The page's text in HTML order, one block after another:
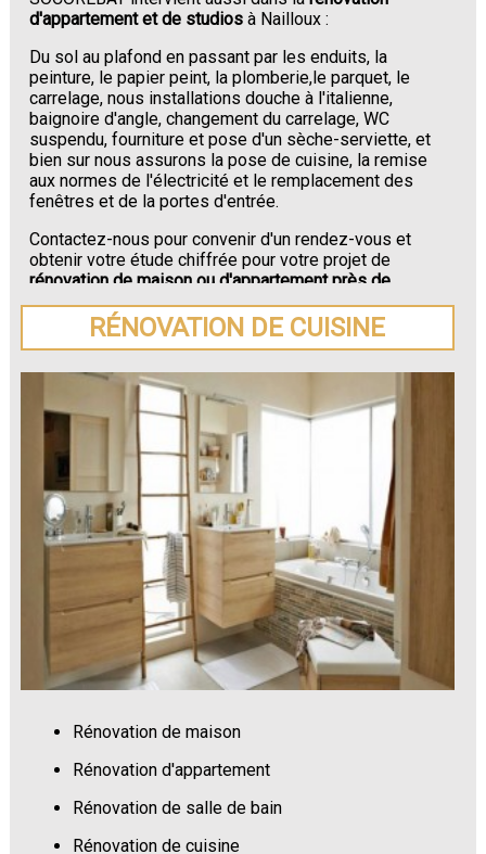
d'appartement et de studios à Nailloux :
Du sol au plafond en passant par les enduits, la
peinture, le papier peint, la plomberie,le parquet, le
carrelage, nous installations douche à l'italienne,
baignoire d'angle, changement du carrelage, WC
suspendu, fourniture et pose d'un sèche-serviette, et
bien sur nous assurons la pose de cuisine, la remise
aux normes de l'électricité et le remplacement des
fenêtres et de la portes d'entrée.
Contactez-nous pour convenir d'un rendez-vous et
obtenir votre étude chiffrée pour votre projet de
rénovation de maison ou d'appartement près de
Nailloux.
RÉNOVATION DE CUISINE
Rénovation de maison
Rénovation d'appartement
Rénovation de salle de bain
Rénovation de cuisine